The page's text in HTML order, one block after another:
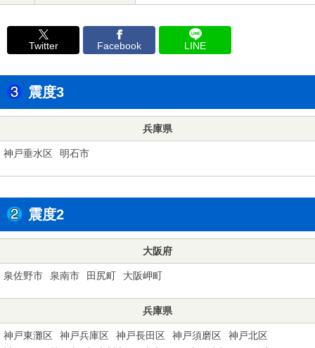
Twitter Facebook LINE
震度3
兵庫県
神戸垂水区 明石市
震度2
大阪府
泉佐野市 泉南市 田尻町 大阪岬町
兵庫県
神戸東灘区 神戸兵庫区 神戸長田区 神戸須磨区
神戸北区